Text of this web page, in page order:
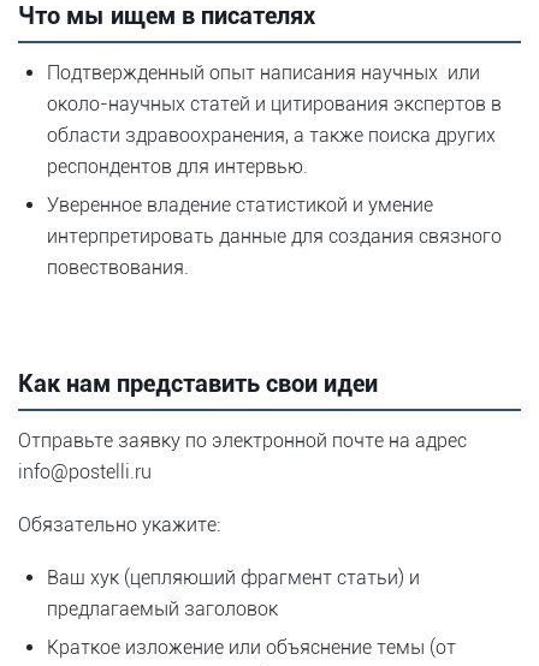
Что мы ищем в писателях
Подтвержденный опыт написания научных или
около-научных статей и цитирования экспертов в
области здравоохранения, а также поиска других
респондентов для интервью.
Уверенное владение статистикой и умение
интерпретировать данные для создания связного
повествования.
Как нам представить свои идеи
Отправьте заявку по электронной почте на адрес
info@postelli.ru
Обязательно укажите:
Ваш хук (цепляющий фрагмент статьи) и
предлагаемый заголовок
Краткое изложение или объяснение темы (от